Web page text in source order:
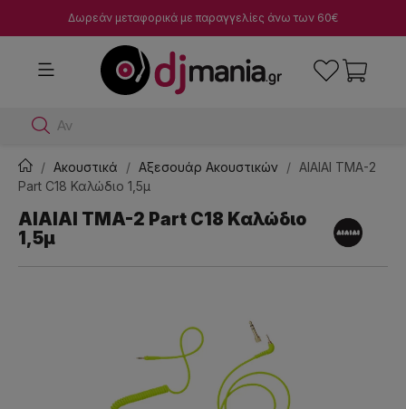
Δωρεάν μεταφορικά με παραγγελίες άνω των 60€
Αναζήτησε
Ακουστικά Αξεσουάρ Aκουστικών
AIAIAI TMA-2
Part C18 Καλώδιο 1,5μ
AIAIAI TMA-2 Part C18 Καλώδιο
1,5μ